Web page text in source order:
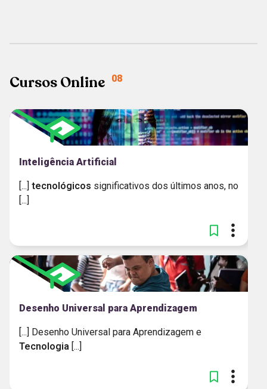
Cursos Online 08
Inteligência Artificial
[...] tecnológicos significativos dos últimos anos, no
[...]
Desenho Universal para Aprendizagem
[...] Desenho Universal para Aprendizagem e
Tecnologia [...]